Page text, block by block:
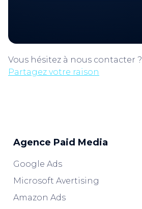
Vous hésitez à nous contacter ?
Partagez votre raison
Agence Paid Media
Google Ads
Microsoft Avertising
Amazon Ads